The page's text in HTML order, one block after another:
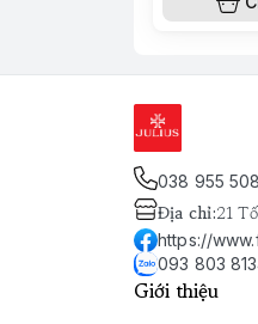
038 955
Địa chỉ:21
https://
093 803
Giới thiệu